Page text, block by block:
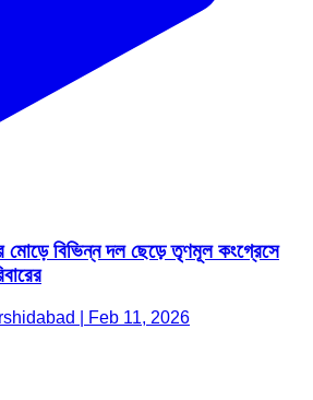
মোড়ে বিভিন্ন দল ছেড়ে তৃণমূল কংগ্রেসে
| Feb 11, 2026